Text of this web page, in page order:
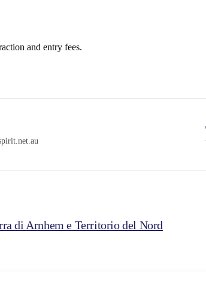
and entry fees.
di Arnhem e Territorio del Nord